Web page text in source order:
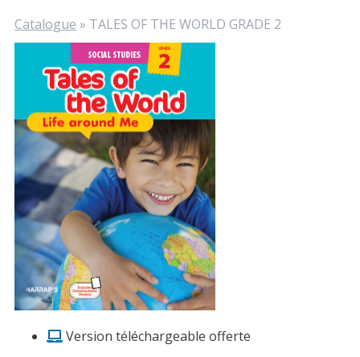
Catalogue » TALES OF THE WORLD GRADE 2
Version téléchargeable offerte